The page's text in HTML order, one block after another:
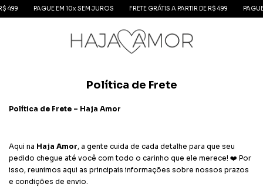
499 PAGUE EM 10x SEM JUROS FRETE GRÁTIS A PARTIR DE R$ 499 PAGUE
Política de Frete
Política de Frete – Haja Amor
Aqui na Haja Amor, a gente cuida de cada detalhe para que seu
pedido chegue até você com todo o carinho que ele merece! ❤️ Por
isso, reunimos aqui as principais informações sobre nossos prazos
e condições de envio.